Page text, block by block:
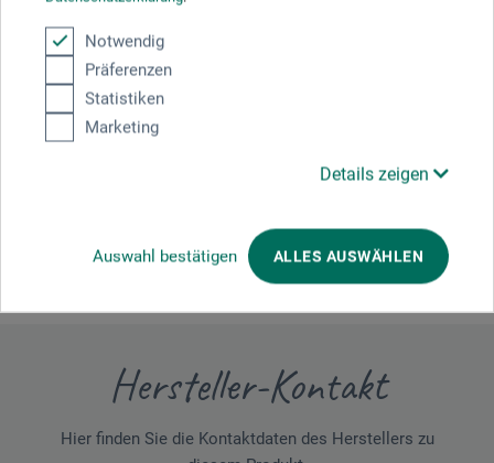
Notwendig
Präferenzen
Statistiken
Marketing
Details zeigen
Auswahl bestätigen ALLES AUSWÄHLEN
es hat zwei 1000km-Reisen + mehrfaches Pleinair-Malen
perfekt überstanden. Ich hatte vorher einen Holzkoffer für
Pastelle. Er ist jedoch schwer. Seit 1 Jahr bin ich nur noch
mit diesen leichten Kartons unterwegs. - Extratip für sehr
viele Softpastelsticks: zwei (!) Schaumstoff-Inlets direkt
übereinander + darauf dünnes Schaumstoff in einen DINA4-
4cm-als obiger) legen! = Platz für 180 Farbtöne und an der
Hersteller-Kontakt
Hier finden Sie die Kontaktdaten des Herstellers zu